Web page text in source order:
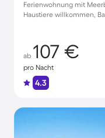
Ferienwohnung mit
Haustiere willkommen,
ab 107 €
pro Nacht
4.3